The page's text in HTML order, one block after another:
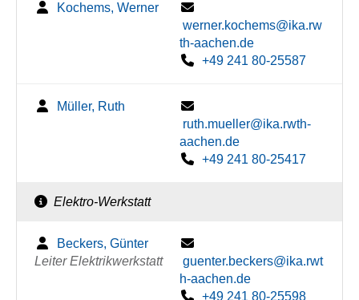
Kochems, Werner
werner.kochems@ika.rw
th-aachen.de
+49 241 80-25587
Müller, Ruth
ruth.mueller@ika.rwth-
aachen.de
+49 241 80-25417
Elektro-Werkstatt
Beckers, Günter
Leiter Elektrikwerkstatt
guenter.beckers@ika.rwt
h-aachen.de
+49 241 80-25598